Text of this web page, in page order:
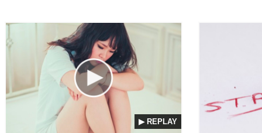
▶ REPLAY